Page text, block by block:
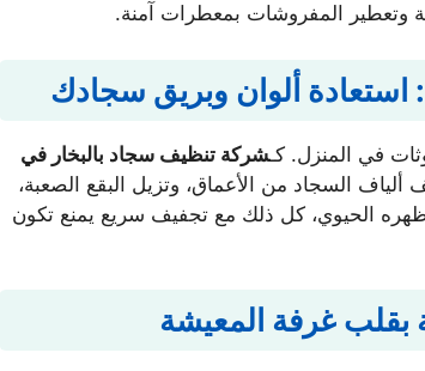
وتعطير المفروشات بمعطرات آمنة.
ألوان وبريق سجادك
في المنزل. كـشركة تنظيف سجاد بالبخار في
السجاد من الأعماق، وتزيل البقع الصعبة،
الحيوي، كل ذلك مع تجفيف سريع يمنع تكون
بقلب غرفة المعيشة